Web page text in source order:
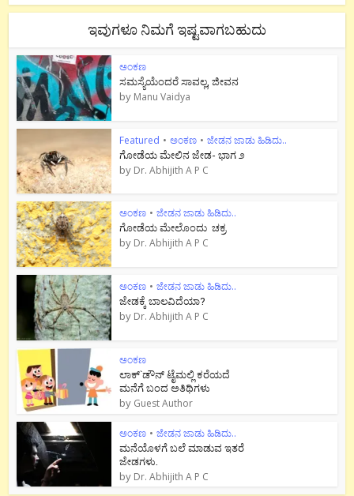
ಇವುಗಳೂ ನಿಮಗೆ ಇಷ್ಟವಾಗಬಹುದು
ಅಂಕಣ
ಸಮಸ್ಯೆಯೆಂದರೆ ಸಾವಲ್ಲ, ಜೀವನ
by Manu Vaidya
Featured • ಅಂಕಣ • ಜೇಡನ ಜಾಡು ಹಿಡಿದು..
ಗೋಡೆಯ ಮೇಲಿನ ಜೇಡ- ಭಾಗ ೨
by Dr. Abhijith A P C
ಅಂಕಣ • ಜೇಡನ ಜಾಡು ಹಿಡಿದು..
ಗೋಡೆಯ ಮೇಲೊಂದು ಚಕ್ರ
by Dr. Abhijith A P C
ಅಂಕಣ • ಜೇಡನ ಜಾಡು ಹಿಡಿದು..
ಜೇಡಕ್ಕೆ ಬಾಲವಿದೆಯಾ?
by Dr. Abhijith A P C
ಅಂಕಣ
ಲಾಕ್`ಡೌನ್ ಟೈಮಲ್ಲಿ ಕರೆಯದೆ
ಮನೆಗೆ ಬಂದ ಅತಿಥಿಗಳು
by Guest Author
ಅಂಕಣ • ಜೇಡನ ಜಾಡು ಹಿಡಿದು..
ಮನೆಯೊಳಗೆ ಬಲೆ ಮಾಡುವ ಇತರೆ
ಜೇಡಗಳು.
by Dr. Abhijith A P C